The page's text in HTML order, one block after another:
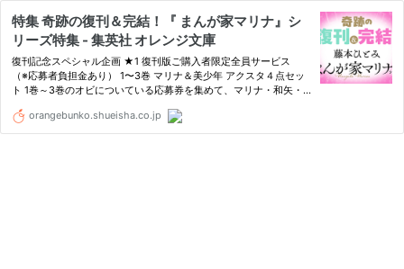
特集 奇跡の復刊＆完結！『 まんが家マリナ』シ
リーズ特集 - 集英社 オレンジ文庫
復刊記念スペシャル企画 ★1 復刊版ご購入者限定全員サービス
（※応募者負担金あり） 1〜3巻 マリナ＆美少年 アクスタ４点セッ
ト 1巻～3巻のオビについている応募券を集めて、マリナ・和矢・
orangebunko.shueisha.co.jp